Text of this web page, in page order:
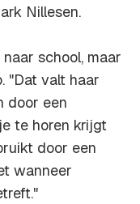
Nillesen.
school, maar
"Dat valt haar
door een
te horen krijgt
door een
wanneer